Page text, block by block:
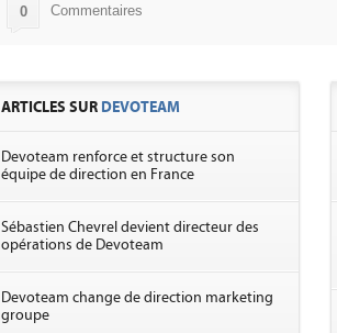
0 Commentaires
ARTICLES SUR DEVOTEAM
Devoteam renforce et structure son
équipe de direction en France
Sébastien Chevrel devient directeur des
opérations de Devoteam
Devoteam change de direction marketing
groupe